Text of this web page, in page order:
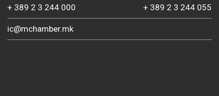
+ 389 2 3 244 000 + 389 2 3 244 055
ic@mchamber.mk